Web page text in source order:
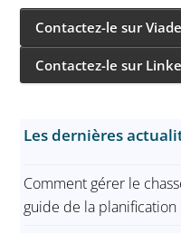
Contactez-le sur
Contactez-le sur
Les dernières
Comment gérer le
guide de la